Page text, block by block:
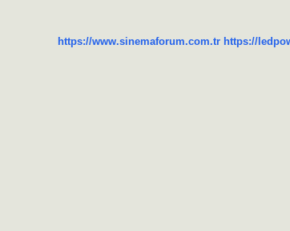
https://www.sinemaforum.com.tr https://